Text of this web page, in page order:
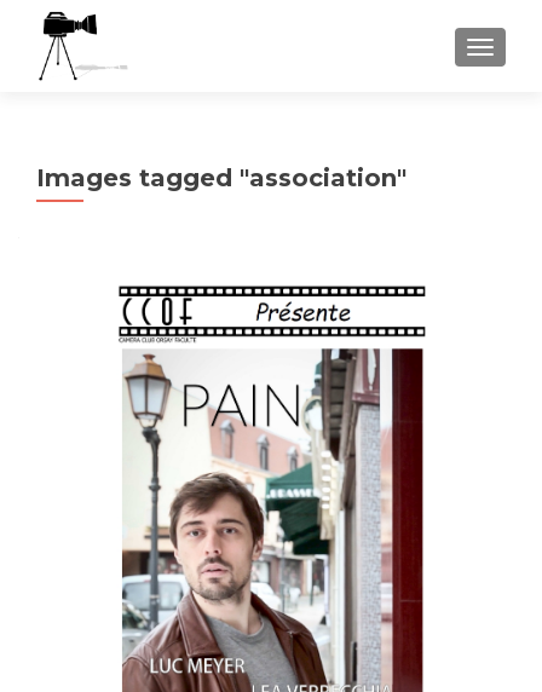
Images tagged "association"